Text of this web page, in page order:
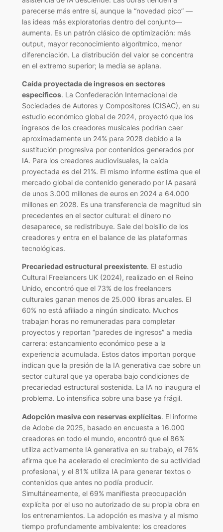
parecerse más entre sí, aunque la “novedad pico” —
las ideas más exploratorias dentro del conjunto—
aumenta. Es un patrón clásico de optimización: más
output, mayor reconocimiento algorítmico, menor
diferenciación. La distribución del valor se concentra
en el extremo superior; la media se aplana.
Caída proyectada de ingresos en sectores
específicos. La Confederación Internacional de
Sociedades de Autores y Compositores (CISAC), en su
estudio económico global de 2024, proyectó que los
ingresos de los creadores musicales podrían caer
aproximadamente un 24% para 2028 debido a la
sustitución progresiva por contenidos generados por
IA. Para los creadores audiovisuales, la caída
proyectada es del 21%. El mismo informe estima que el
mercado global de contenido generado por IA pasará
de unos 3.000 millones de euros en 2024 a 64.000
millones en 2028. Es una transferencia de magnitud sin
precedentes en el sector cultural: el dinero no
desaparece, se redistribuye. Sale del bolsillo de los
creadores y entra en el balance de las plataformas
tecnológicas.
Precariedad estructural preexistente. El estudio
Cultural Freelancers UK (2024), realizado en el Reino
Unido, encontró que el 73% de los freelancers
culturales ganan menos de 25.000 libras anuales. El
60% no está afiliado a ningún sindicato. Muchos
trabajan horas no remuneradas para completar
proyectos y reportan “paredes de ingresos” a media
carrera: estancamiento económico pese a la
experiencia acumulada. Estos datos importan porque
indican que la presión de la IA generativa cae sobre un
sector cultural que ya operaba bajo condiciones de
precariedad estructural sostenida. La IA no inaugura el
problema. Lo intensifica sobre una base ya frágil.
Adopción masiva con reservas explícitas. El informe
de Adobe de 2025, basado en encuesta a 16.000
creadores en todo el mundo, encontró que el 86%
utiliza activamente IA generativa en su trabajo, el 76%
afirma que ha acelerado el crecimiento de su actividad
profesional, y el 81% utiliza IA para generar textos o
contenidos que antes no podía producir.
Simultáneamente, el 69% manifiesta preocupación
explícita por el uso no autorizado de su propia obra en
los entrenamientos. La adopción es masiva y al mismo
tiempo profundamente ambivalente: los creadores